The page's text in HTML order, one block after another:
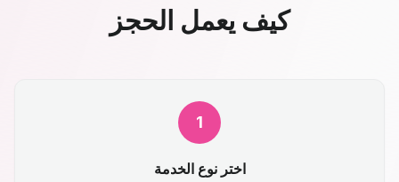
كيف يعمل الحجز
1
اختر نوع الخدمة